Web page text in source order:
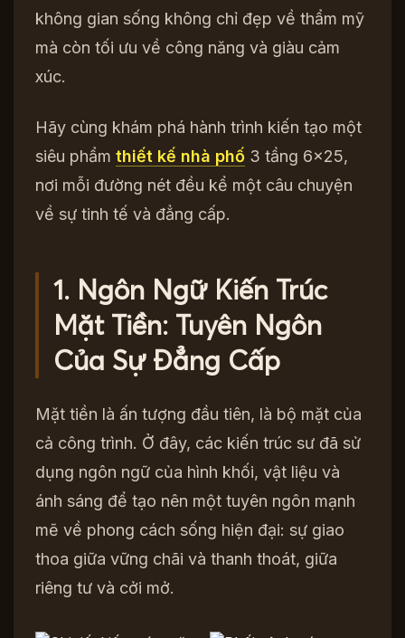
không gian sống không chỉ đẹp về thẩm mỹ
mà còn tối ưu về công năng và giàu cảm
xúc.
Hãy cùng khám phá hành trình kiến tạo một
siêu phẩm thiết kế nhà phố 3 tầng 6×25,
nơi mỗi đường nét đều kể một câu chuyện
về sự tinh tế và đẳng cấp.
1. Ngôn Ngữ Kiến Trúc
Mặt Tiền: Tuyên Ngôn
Của Sự Đẳng Cấp
Mặt tiền là ấn tượng đầu tiên, là bộ mặt của
cả công trình. Ở đây, các kiến trúc sư đã sử
dụng ngôn ngữ của hình khối, vật liệu và
ánh sáng để tạo nên một tuyên ngôn mạnh
mẽ về phong cách sống hiện đại: sự giao
thoa giữa vững chãi và thanh thoát, giữa
riêng tư và cởi mở.